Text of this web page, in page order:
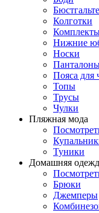
Колготки
Нижние
Носки
Поясa для
Топы
Трусы
Чулки
Пляжная мода
Туники
Домашняя
Брюки
Джемперы